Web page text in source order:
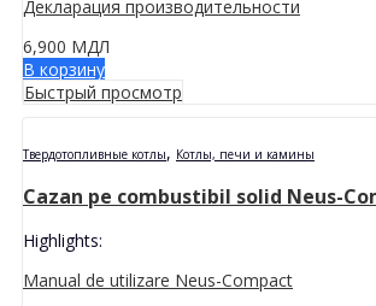
Декларация производительности
6,900 МДЛ
В корзину
Быстрый просмотр
Твердотопливные котлы, Котлы, печи и камины
Cazan pe combustibil solid Neus-
Highlights:
Manual de utilizare Neus-Compact